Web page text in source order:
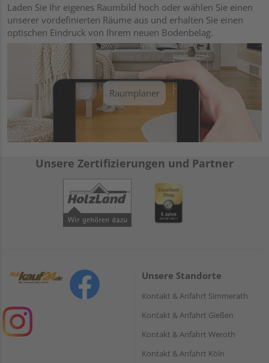
Laden Sie Ihr eigenes Raumbild hoch oder wählen Sie einen
unserer vordefinierten Räume aus und erhalten Sie einen
optischen Eindruck von Ihrem neuen Bodenbelag.
Raumplaner
Unsere Zertifizierungen und Partner
Unsere Standorte
Kontakt & Anfahrt Simmerath
Kontakt & Anfahrt Gießen
Kontakt & Anfahrt Weroth
Kontakt & Anfahrt Köln